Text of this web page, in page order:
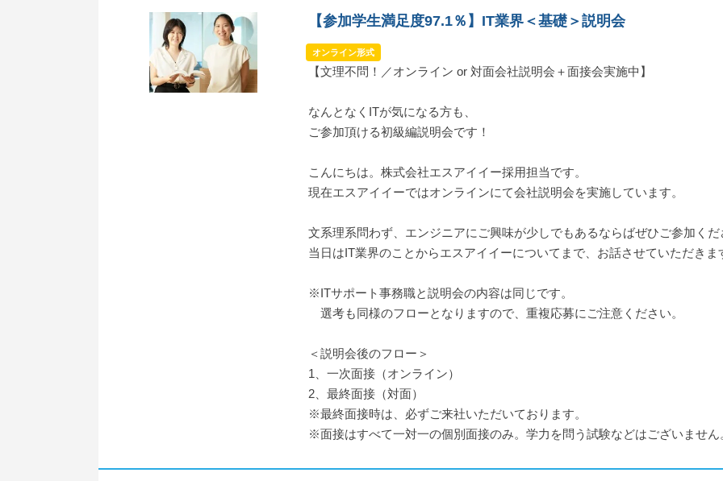
【参加学生満足度97.1％】IT業界＜基礎＞説明会
オンライン形式
【文理不問！／オンライン or 対面会社説明会＋面接会実施中】
なんとなくITが気になる方も、
ご参加頂ける初級編説明会です！
こんにちは。株式会社エスアイイー採用担当です。
現在エスアイイーではオンラインにて会社説明会を実施しています。
文系理系問わず、エンジニアにご興味が少しでもあるならばぜひご参加くだ
当日はIT業界のことからエスアイイーについてまで、お話させていただきま
※ITサポート事務職と説明会の内容は同じです。
選考も同様のフローとなりますので、重複応募にご注意ください。
＜説明会後のフロー＞
1、一次面接（オンライン）
2、最終面接（対面）
※最終面接時は、必ずご来社いただいております。
※面接はすべて一対一の個別面接のみ。学力を問う試験などはございません